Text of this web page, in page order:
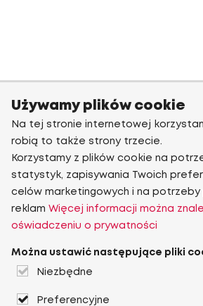
Używamy plików cookie
Na tej stronie internetowej
robią to także strony trzecie.
Korzystamy z plików cookie na
statystyk, zapisywania Twoich
celów marketingowych i na potrzeby
reklam Więcej informacji można
oświadczeniu o prywatności
Można ustawić następujące pliki
Niezbędne
Preferencyjne